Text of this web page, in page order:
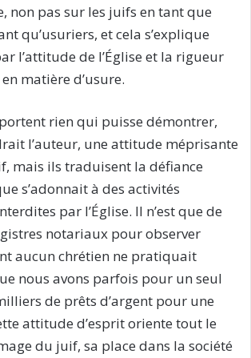
non pas sur les juifs en tant que
qu’usuriers, et cela s’explique
l’attitude de l’Église et la rigueur
matière d’usure.
rien qui puisse démontrer,
l’auteur, une attitude méprisante
mais ils traduisent la défiance
s’adonnait à des activités
par l’Église. Il n’est que de
notariaux pour observer
aucun chrétien ne pratiquait
nous avons parfois pour un seul
de prêts d’argent pour une
attitude d’esprit oriente tout le
du juif, sa place dans la société